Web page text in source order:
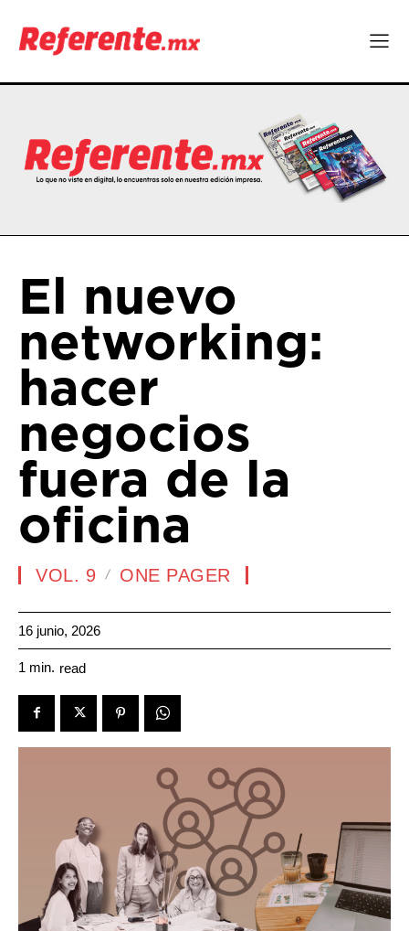
El nuevo
networking:
hacer
negocios
fuera de la
oficina
VOL. 9 ONE PAGER
16 junio, 2026
1 min. read